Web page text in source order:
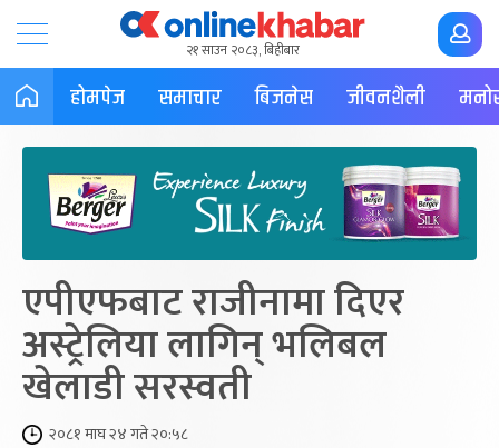
२१ साउन २०८३, बिहीबार
होमपेज समाचार बिजनेस जीवनशैली
एपीएफबाट राजीनामा दिएर
अस्ट्रेलिया लागिन् भलिबल
खेलाडी सरस्वती
२०८१ माघ २४ गते २०:५८